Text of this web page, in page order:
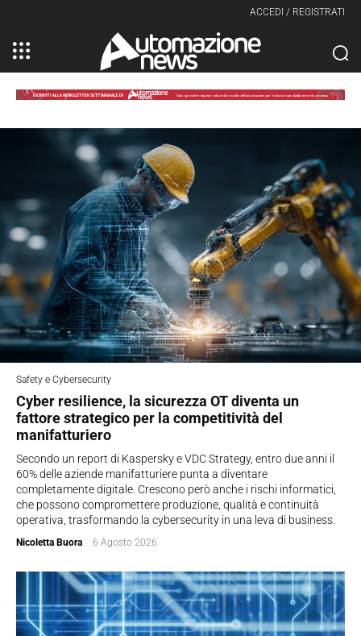
ACCEDI / REGISTRATI
Safety e Cybersecurity
Cyber resilience, la sicurezza OT diventa un
fattore strategico per la competitività del
manifatturiero
Secondo un report di Kaspersky e VDC Strategy, entro due anni il
60% delle aziende manifatturiere punta a diventare
completamente digitale. Crescono però anche i rischi informatici,
che possono compromettere produzione, qualità e continuità
operativa, trasformando la cybersecurity in una leva di business.
Nicoletta Buora - 6 Agosto 2026